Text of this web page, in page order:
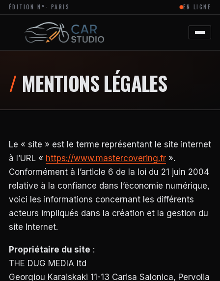
ÉDITION N°
MAGAZINE
DÉDIÉ
L’ACTUALITÉ
AUTOMOBILE
ET
MOTO,
LA
TENDANCES
CRÉATIVES
DANS
L’UNIVERS
VÉHICULES.
SITE
PROPOSE
INTERVIEWS
DE
DESIGNERS,
DES
PHOTO
· PARIS EN LIGNE
MENTIONS LÉGALES
Le « site » est le terme représentant le site internet
à l’URL « https://www.mastercovering.fr».
Conformément à l’article 6 de la loi du 21 juin 2004
relative à la confiance dans l’économie numérique,
voici les informations concernant les différents
acteurs impliqués dans la création et la gestion du
site Internet.
Propriétaire du site :
THE DUG MEDIA ltd
Georgiou Karaiskaki 11-13 Carisa Salonica, Pervolia